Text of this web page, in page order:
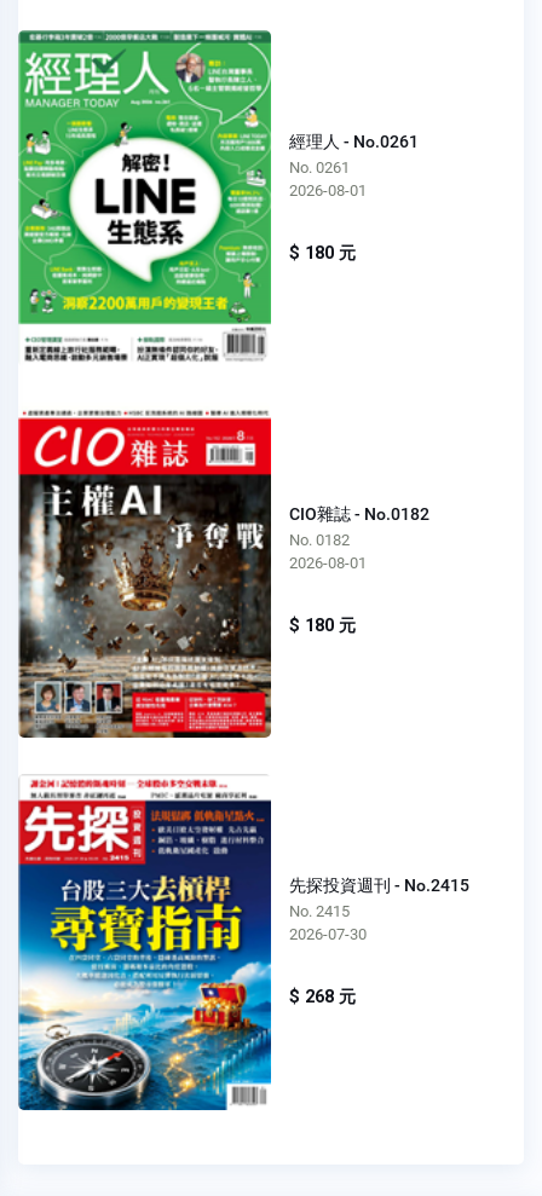
經理人 - No.0261
No. 0261
2026-08-01
$ 180 元
CIO雜誌 - No.0182
No. 0182
2026-08-01
$ 180 元
先探投資週刊 - No.2415
No. 2415
2026-07-30
$ 268 元